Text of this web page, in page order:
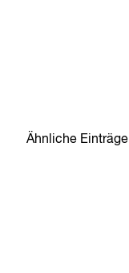
Ähnliche Einträge